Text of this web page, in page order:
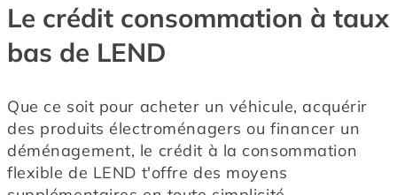
Le crédit consommation à taux
bas de LEND
Que ce soit pour acheter un véhicule, acquérir
des produits électroménagers ou financer un
déménagement, le crédit à la consommation
flexible de LEND t'offre des moyens